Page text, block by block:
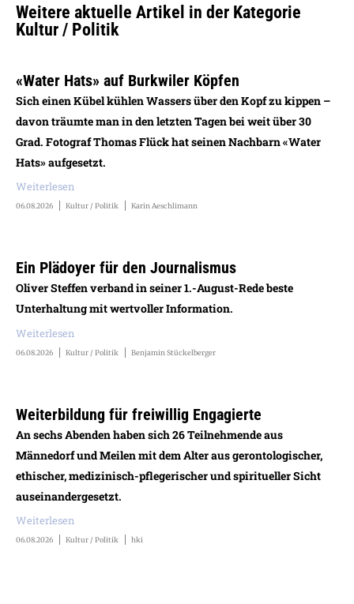
Weitere aktuelle Artikel in der Kategorie
Kultur / Politik
«Water Hats» auf Burkwiler Köpfen
Sich einen Kübel kühlen Wassers über den Kopf zu kippen –
davon träumte man in den letzten Tagen bei weit über 30
Grad. Fotograf Thomas Flück hat seinen Nachbarn «Water
Hats» aufgesetzt.
Weiterlesen
06.08.2026 Kultur / Politik Karin Aeschlimann
Ein Plädoyer für den Journalismus
Oliver Steffen verband in seiner 1.-August-Rede beste
Unterhaltung mit wertvoller Information.
Weiterlesen
06.08.2026 Kultur / Politik Benjamin Stückelberger
Weiterbildung für freiwillig Engagierte
An sechs Abenden haben sich 26 Teilnehmende aus
Männedorf und Meilen mit dem Alter aus gerontologischer,
ethischer, medizinisch-pflegerischer und spiritueller Sicht
auseinandergesetzt.
Weiterlesen
06.08.2026 Kultur / Politik hki